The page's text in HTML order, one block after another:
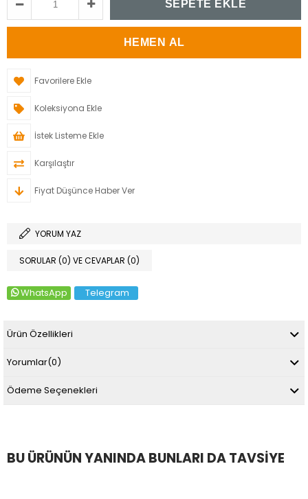
Favorilere Ekle
Koleksiyona Ekle
İstek Listeme Ekle
Karşılaştır
Fiyat Düşünce Haber Ver
YORUM YAZ
SORULAR (0) VE CEVAPLAR (0)
WhatsApp Telegram
Ürün Özellikleri
Yorumlar(0)
Ödeme Seçenekleri
BU ÜRÜNÜN YANINDA BUNLARI DA TAVSIYE